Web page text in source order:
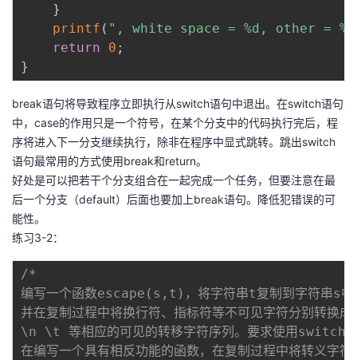
}
printf ( ", white space = %d, other =
return
0 ;
}
break语句将导致程序立即执行从switch语句中退出。在switch语句
中，case的作用只是一个符号，在某个分支中的代码执行完后，程
序将进入下一分支继续执行，除非在程序中显式跳转。跳出switch
语句最常用的方式使用break和return。
好处是可以把若干个分支组合在一起完成一个任务，但要注意在最
后一个分支（default）后面也要加上break语句。降低犯错误的可
能性。
练习3-2：
/*
编写一个函数escape(s,t)，将字符串t复制到字符串s中
并在复制过程中将换行符、指标符等不可见字符分别转换成
\n \t 等相应的可见的转移字符序列。要求使用switch
在编写一个具有相反功能的函数，在复制过程中将转义字符